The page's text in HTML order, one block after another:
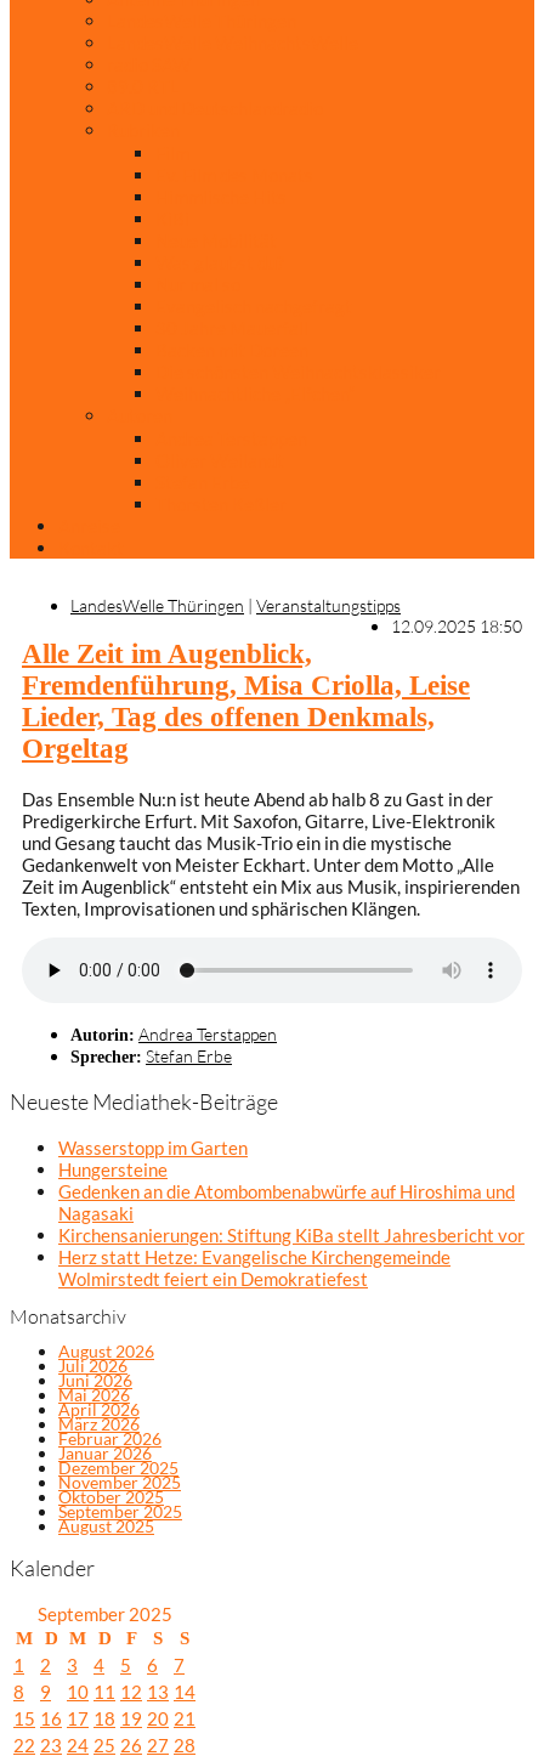
LandesWelle Thüringen | Veranstaltungstipps
12.09.2025 18:50
Alle Zeit im Augenblick,
Fremdenführung, Misa Criolla, Leise
Lieder, Tag des offenen Denkmals,
Orgeltag
Das Ensemble Nu:n ist heute Abend ab halb 8 zu Gast in der
Predigerkirche Erfurt. Mit Saxofon, Gitarre, Live-Elektronik
und Gesang taucht das Musik-Trio ein in die mystische
Gedankenwelt von Meister Eckhart. Unter dem Motto „Alle
Zeit im Augenblick“ entsteht ein Mix aus Musik, inspirierenden
Texten, Improvisationen und sphärischen Klängen.
Autorin: Andrea Terstappen
Sprecher: Stefan Erbe
Neueste Mediathek-Beiträge
Wasserstopp im Garten
Hungersteine
Gedenken an die Atombombenabwürfe auf Hiroshima und
Nagasaki
Kirchensanierungen: Stiftung KiBa stellt Jahresbericht vor
Herz statt Hetze: Evangelische Kirchengemeinde
Wolmirstedt feiert ein Demokratiefest
Monatsarchiv
August 2026
Juli 2026
Juni 2026
Mai 2026
April 2026
März 2026
Februar 2026
Januar 2026
Dezember 2025
November 2025
Oktober 2025
September 2025
August 2025
Kalender
September 2025
M D M D F S S
1 2 3 4 5 6
7
8
9 10 11 12 13 14
15 16 17 18 19 20 21
22 23 24 25 26 27 28